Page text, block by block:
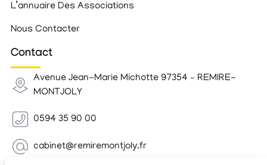
L’annuaire Des Associations
Nous Contacter
Contact
Avenue Jean-Marie Michotte 97354 – REMIRE-
MONTJOLY
0594 35 90 00
cabinet@remiremontjoly.fr